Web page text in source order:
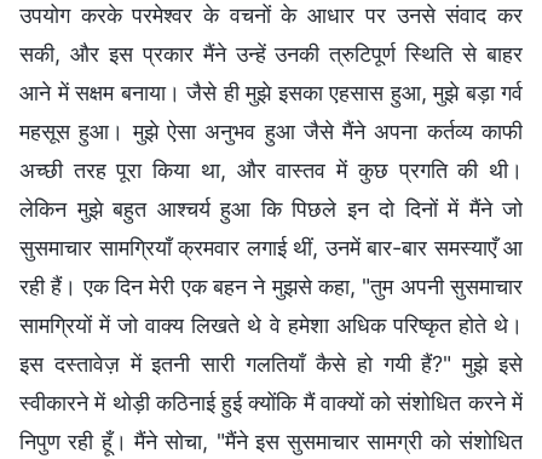
उपयोग करके परमेश्वर के वचनों के आधार पर उनसे संवाद कर
सकी, और इस प्रकार मैंने उन्हें उनकी त्रुटिपूर्ण स्थिति से बाहर
आने में सक्षम बनाया। जैसे ही मुझे इसका एहसास हुआ, मुझे बड़ा गर्व
महसूस हुआ। मुझे ऐसा अनुभव हुआ जैसे मैंने अपना कर्तव्य काफी
अच्छी तरह पूरा किया था, और वास्तव में कुछ प्रगति की थी।
लेकिन मुझे बहुत आश्चर्य हुआ कि पिछले इन दो दिनों में मैंने जो
सुसमाचार सामग्रियाँ क्रमवार लगाई थीं, उनमें बार-बार समस्याएँ आ
रही हैं। एक दिन मेरी एक बहन ने मुझसे कहा, "तुम अपनी सुसमाचार
सामग्रियों में जो वाक्य लिखते थे वे हमेशा अधिक परिष्कृत होते थे।
इस दस्तावेज़ में इतनी सारी गलतियाँ कैसे हो गयी हैं?" मुझे इसे
स्वीकारने में थोड़ी कठिनाई हुई क्योंकि मैं वाक्यों को संशोधित करने में
निपुण रही हूँ। मैंने सोचा, "मैंने इस सुसमाचार सामग्री को संशोधित